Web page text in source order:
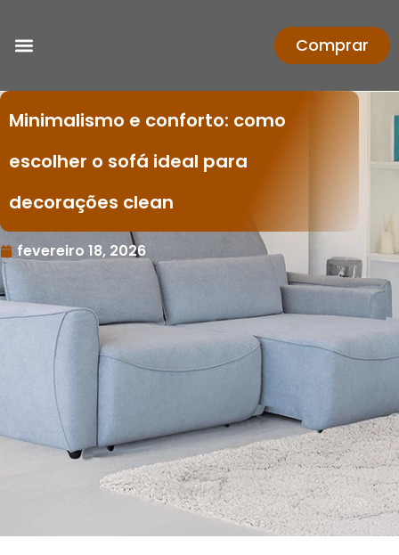
Comprar
Minimalismo e conforto: como
escolher o sofá ideal para
decorações clean
fevereiro 18, 2026